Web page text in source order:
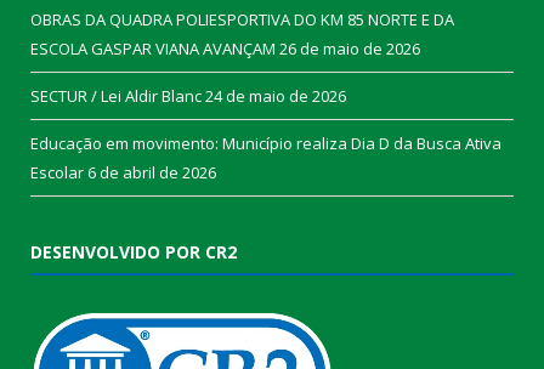
OBRAS DA QUADRA POLIESPORTIVA DO KM 85 NORTE E DA
ESCOLA GASPAR VIANA AVANÇAM 26 de maio de 2026
SECTUR / Lei Aldir Blanc24 de maio de 2026
Educação em movimento: Município realiza Dia D da Busca Ativa
Escolar6 de abril de 2026
DESENVOLVIDO POR CR2